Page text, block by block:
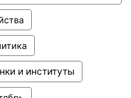
и институты